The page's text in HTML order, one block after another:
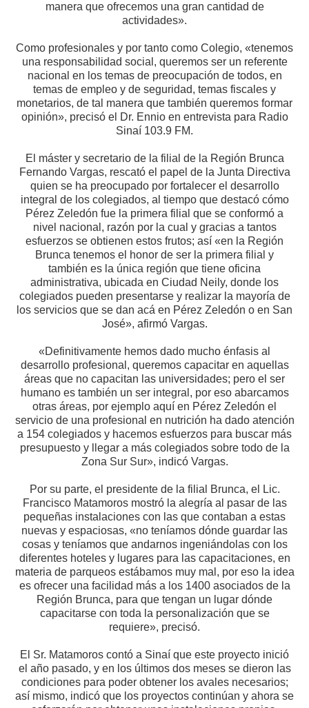
manera que ofrecemos una gran cantidad de
actividades».
Como profesionales y por tanto como Colegio, «tenemos
una responsabilidad social, queremos ser un referente
nacional en los temas de preocupación de todos, en
temas de empleo y de seguridad, temas fiscales y
monetarios, de tal manera que también queremos formar
opinión», precisó el Dr. Ennio en entrevista para Radio
Sinaí 103.9 FM.
El máster y secretario de la filial de la Región Brunca
Fernando Vargas, rescató el papel de la Junta Directiva
quien se ha preocupado por fortalecer el desarrollo
integral de los colegiados, al tiempo que destacó cómo
Pérez Zeledón fue la primera filial que se conformó a
nivel nacional, razón por la cual y gracias a tantos
esfuerzos se obtienen estos frutos; así «en la Región
Brunca tenemos el honor de ser la primera filial y
también es la única región que tiene oficina
administrativa, ubicada en Ciudad Neily, donde los
colegiados pueden presentarse y realizar la mayoría de
los servicios que se dan acá en Pérez Zeledón o en San
José», afirmó Vargas.
«Definitivamente hemos dado mucho énfasis al
desarrollo profesional, queremos capacitar en aquellas
áreas que no capacitan las universidades; pero el ser
humano es también un ser integral, por eso abarcamos
otras áreas, por ejemplo aquí en Pérez Zeledón el
servicio de una profesional en nutrición ha dado atención
a 154 colegiados y hacemos esfuerzos para buscar más
presupuesto y llegar a más colegiados sobre todo de la
Zona Sur Sur», indicó Vargas.
Por su parte, el presidente de la filial Brunca, el Lic.
Francisco Matamoros mostró la alegría al pasar de las
pequeñas instalaciones con las que contaban a estas
nuevas y espaciosas, «no teníamos dónde guardar las
cosas y teníamos que andarnos ingeniándolas con los
diferentes hoteles y lugares para las capacitaciones, en
materia de parqueos estábamos muy mal, por eso la idea
es ofrecer una facilidad más a los 1400 asociados de la
Región Brunca, para que tengan un lugar dónde
capacitarse con toda la personalización que se
requiere», precisó.
El Sr. Matamoros contó a Sinaí que este proyecto inició
el año pasado, y en los últimos dos meses se dieron las
condiciones para poder obtener los avales necesarios;
así mismo, indicó que los proyectos continúan y ahora se